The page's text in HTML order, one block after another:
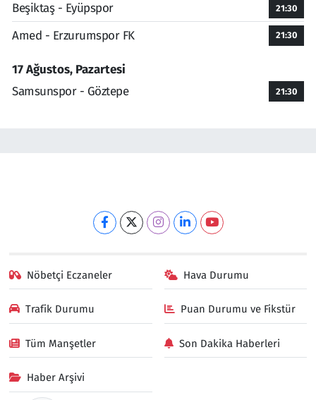
Beşiktaş - Eyüpspor 21:30
Amed - Erzurumspor FK 21:30
17 Ağustos, Pazartesi
Samsunspor - Göztepe
21:30
Nöbetçi Eczaneler Hava Durumu
Trafik Durumu Puan Durumu ve Fikstür
Tüm Manşetler Son Dakika Haberleri
Haber Arşivi